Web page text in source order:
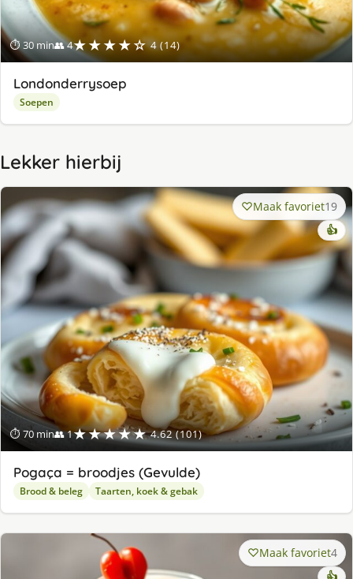
⏱ 30 min👥 4★★★★☆ 4 (14)
Londonderrysoep
Soepen
Lekker hierbij
⏱ 70 min👥 1★★★★★ 4.62 (101)
Maak favoriet19
👍
Pogaça = broodjes (Gevulde)
Brood & beleg Taarten, koek & gebak
Maak favoriet4